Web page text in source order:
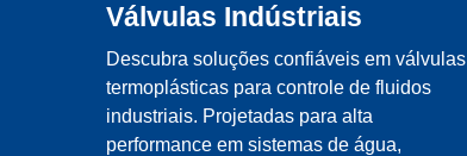
Válvulas Indústriais
Descubra soluções confiáveis em válvulas
termoplásticas para controle de fluidos
industriais. Projetadas para alta
performance em sistemas de água,